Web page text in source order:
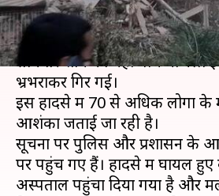
क्या है खबर?
महाराष्ट्र के रायगढ़ जिले में बड़ी
सोमवार शाम को यहां पांच मंजिला
भ्रभराकर गिर गई।
इस हादसे में 70 से अधिक लोगों के
आशंका जताई जा रही है।
सूचना पर पुलिस और प्रशासन के
पर पहुंच गए हैं। हादसे में घायल
अस्पताल पहुंचा दिया गया है और